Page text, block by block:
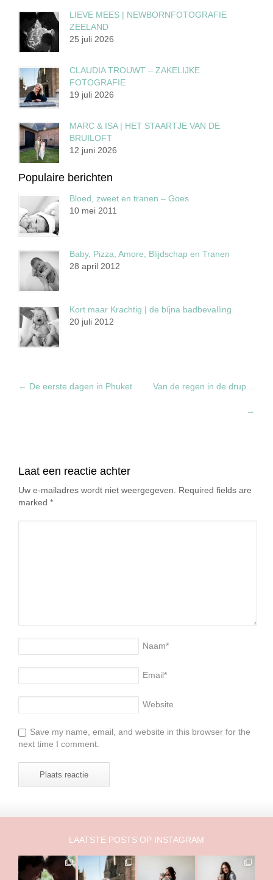
LIEVE MEES | NEWBORNFOTOGRAFIE
ZEELAND
25 juli 2026
CLAUDIA TROUWT – ZAKELIJKE
FOTOGRAFIE
19 juli 2026
MARC & ISA | HET STAARTJE VAN DE
BRUILOFT
12 juni 2026
Populaire berichten
Bloed, zweet en tranen – Goes
10 mei 2011
Baby, Pizza, Amore, Blijdschap en Tranen
28 april 2012
Kort maar Krachtig | de bíjna badbevalling
20 juli 2012
← De eerste dagen in Phuket Van de regen in de drup…
→
Laat een reactie achter
Uw e-mailadres wordt niet weergegeven. Required fields are
marked *
Naam*
Email*
Website
Save my name, email, and website in this browser for the
next time I comment.
LAATSTE POSTS OP INSTAGRAM